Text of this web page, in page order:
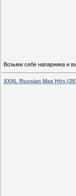
Возьми себе напарника и
XXXL Russian Max Hits